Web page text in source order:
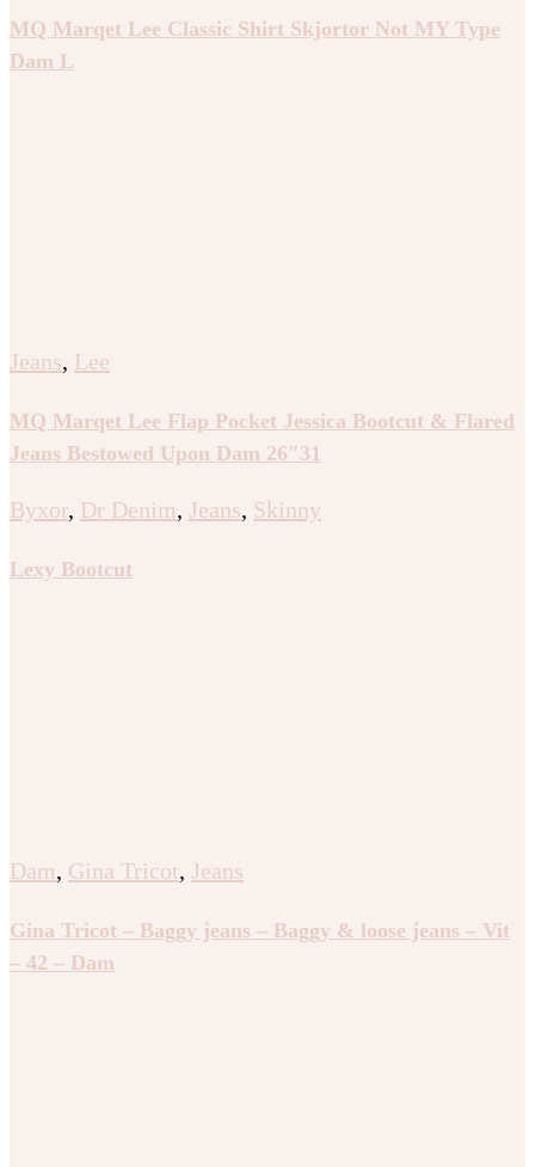
MQ Marqet Lee Classic Shirt Skjortor Not MY Type
Dam L
Jeans, Lee
MQ Marqet Lee Flap Pocket Jessica Bootcut & Flared
Jeans Bestowed Upon Dam 26″31
Byxor, Dr Denim, Jeans, Skinny
Lexy Bootcut
Dam, Gina Tricot, Jeans
Gina Tricot – Baggy jeans – Baggy & loose jeans – Vit
– 42 – Dam